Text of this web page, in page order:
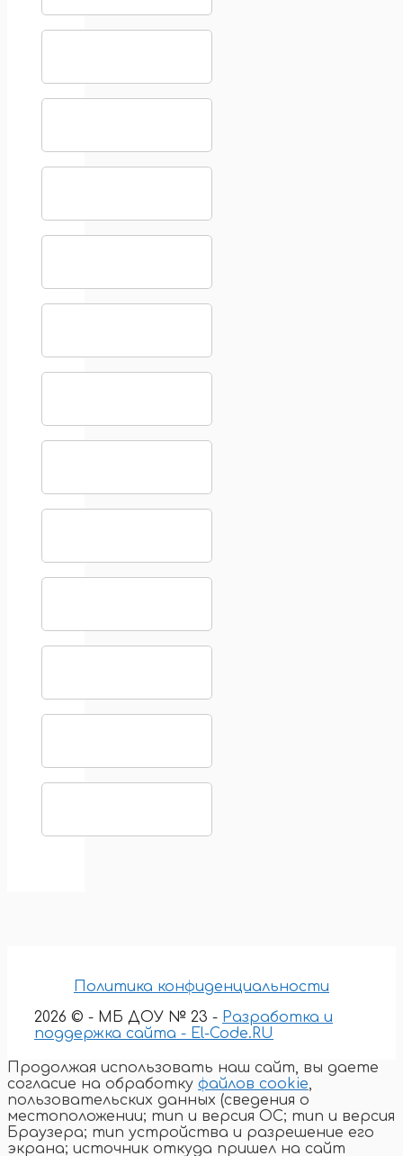
Политика конфиденциальности
2026 © - МБ ДОУ № 23 - Разработка и
поддержка сайта - El-Code.RU
Продолжая использовать наш сайт, вы даете
согласие на обработку файлов cookie,
пользовательских данных (сведения о
местоположении; тип и версия ОС; тип и версия
Браузера; тип устройства и разрешение его
экрана; источник откуда пришел на сайт